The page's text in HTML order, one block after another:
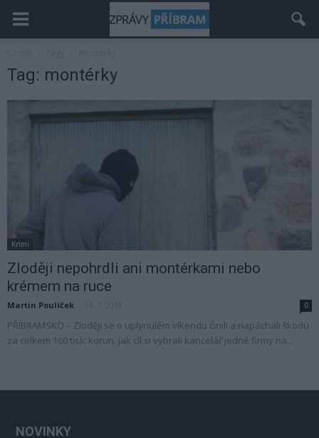
Tag: montérky
Krimi
Zloději nepohrdli ani montérkami nebo
krémem na ruce
Martin Poulíček 0
PŘÍBRAMSKO – Zloději se o uplynulém víkendu činili a napáchali škodu
za celkem 160 tisíc korun. Jak cíl si vybrali kancelář jedné firmy na...
NOVINKY